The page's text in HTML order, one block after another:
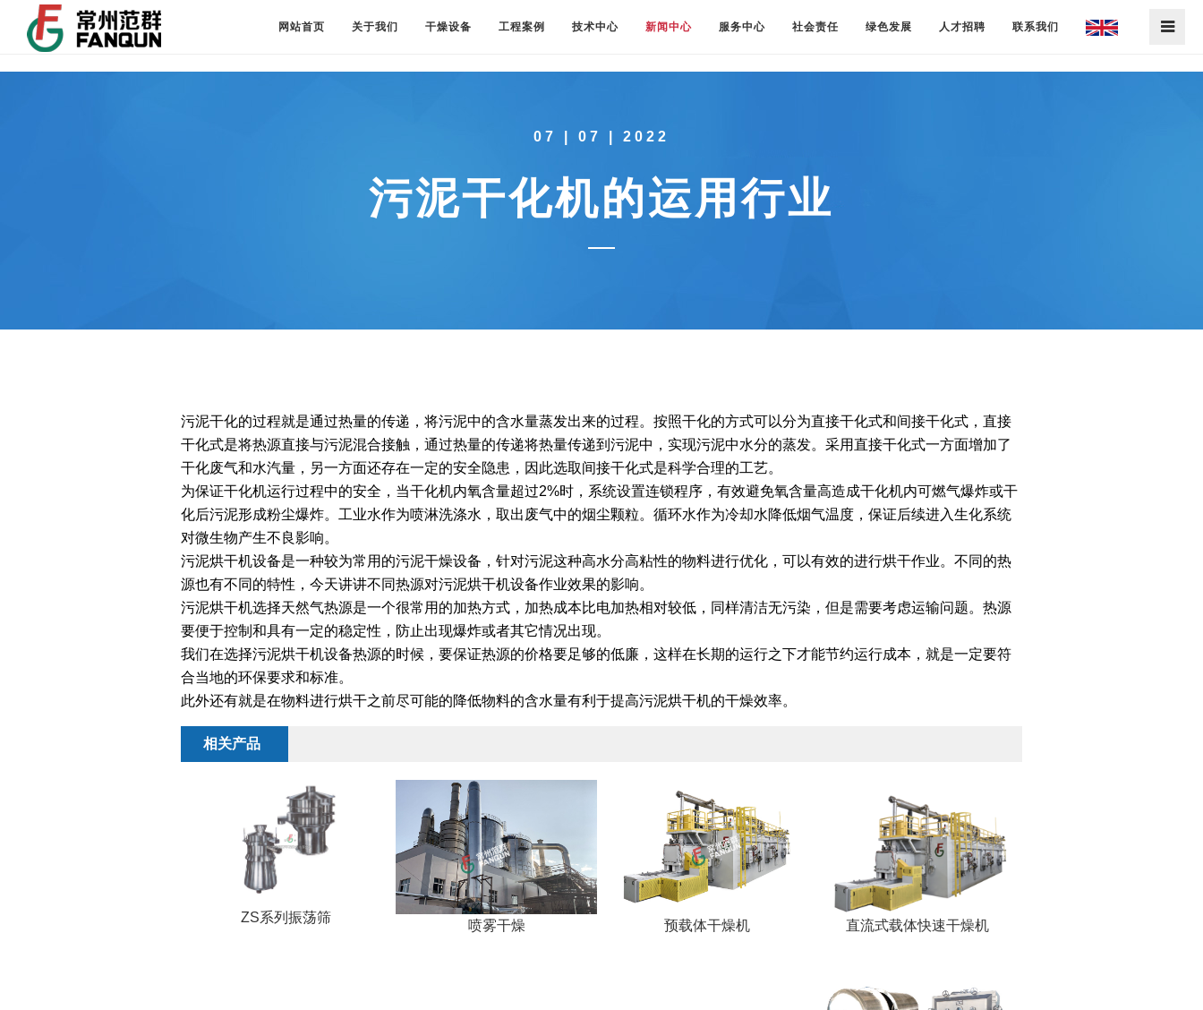
网站首页 关于我们 干燥设备 工程案例 技术中心 新闻中心 服务中心 社会责任 绿色发展 人才招聘 联系我们
07 | 07 | 2022
污泥干化机的运用行业
污泥干化的过程就是通过热量的传递，将污泥中的含水量蒸发出来的过程。按照干化的方式可以分为直接干化式和间接干化式，直接
干化式是将热源直接与污泥混合接触，通过热量的传递将热量传递到污泥中，实现污泥中水分的蒸发。采用直接干化式一方面增加了
干化废气和水汽量，另一方面还存在一定的安全隐患，因此选取间接干化式是科学合理的工艺。
为保证干化机运行过程中的安全，当干化机内氧含量超过2%时，系统设置连锁程序，有效避免氧含量高造成干化机内可燃气爆炸或干
化后污泥形成粉尘爆炸。工业水作为喷淋洗涤水，取出废气中的烟尘颗粒。循环水作为冷却水降低烟气温度，保证后续进入生化系统
对微生物产生不良影响。
污泥烘干机设备是一种较为常用的污泥干燥设备，针对污泥这种高水分高粘性的物料进行优化，可以有效的进行烘干作业。不同的热
源也有不同的特性，今天讲讲不同热源对污泥烘干机设备作业效果的影响。
污泥烘干机选择天然气热源是一个很常用的加热方式，加热成本比电加热相对较低，同样清洁无污染，但是需要考虑运输问题。热源
要便于控制和具有一定的稳定性，防止出现爆炸或者其它情况出现。
我们在选择污泥烘干机设备热源的时候，要保证热源的价格要足够的低廉，这样在长期的运行之下才能节约运行成本，就是一定要符
合当地的环保要求和标准。
此外还有就是在物料进行烘干之前尽可能的降低物料的含水量有利于提高污泥烘干机的干燥效率。
相关产品
ZS系列振荡筛
喷雾干燥 预载体干燥机 直流式载体快速干燥机